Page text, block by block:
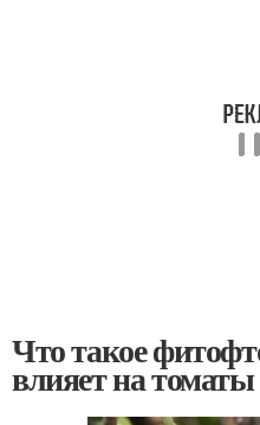
Что такое
влияет на томаты